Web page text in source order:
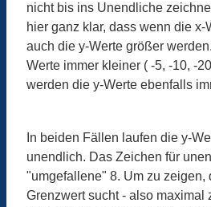
nicht bis ins Unendliche
hier ganz klar, dass wenn die x-
auch die y-Werte größer
Werte immer kleiner ( -5, -10, -
werden die y-Werte ebenfalls
In beiden Fällen laufen die y-
unendlich. Das Zeichen für
"umgefallene" 8. Um zu zeigen,
Grenzwert sucht - also maximal